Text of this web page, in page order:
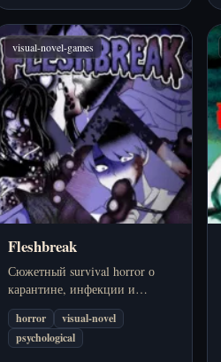
visual-novel-games
Fleshbreak
Сюжетный survival horror о
карантине, инфекции и
попытке защитить близких,
пока реальность разваливается
на части.
horror
visual-novel
psychological